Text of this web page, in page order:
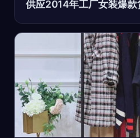
供应2014年工厂女装爆